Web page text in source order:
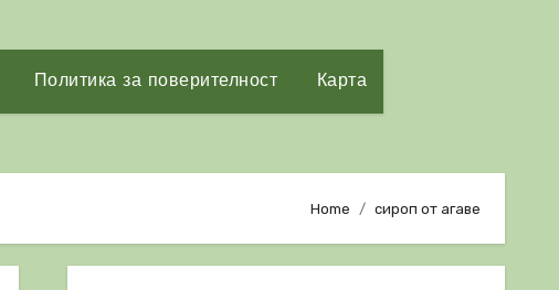
Политика за поверителност Карта
Home сироп от агаве